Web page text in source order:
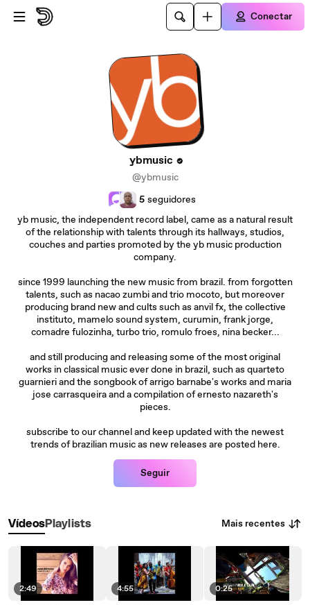
Ir para o conteúdo principal
Conectar
ybmusic
@ybmusic
5 seguidores
yb music, the independent record label, came as a natural result
of the relationship with talents through its hallways, studios,
couches and parties promoted by the yb music production
company.
since 1999 launching the new music from brazil. from forgotten
talents, such as nacao zumbi and trio mocoto, but moreover
producing brand new and cults such as anvil fx, the collective
instituto, mamelo sound system, curumin, frank jorge,
comadre fulozinha, turbo trio, romulo froes, nina becker...
and still producing and releasing some of the most original
works in classical music ever done in brazil, such as quarteto
guarnieri and the songbook of arrigo barnabe's works and maria
jose carrasqueira and a compilation of ernesto nazareth's
pieces.
subscribe to our channel and keep updated with the newest
trends of brazilian music as new releases are posted here.
Seguir
VídeosPlaylists Mais recentes
2:49 4:55 0:25